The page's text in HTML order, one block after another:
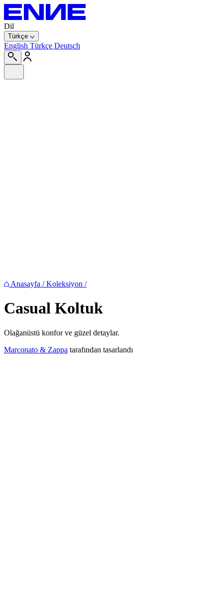
Dil
Türkçe
English Türkçe Deutsch
Anasayfa / Koleksiyon /
Casual Koltuk
Olağanüstü konfor ve güzel detaylar.
Marconato & Zappa tarafından tasarlandı